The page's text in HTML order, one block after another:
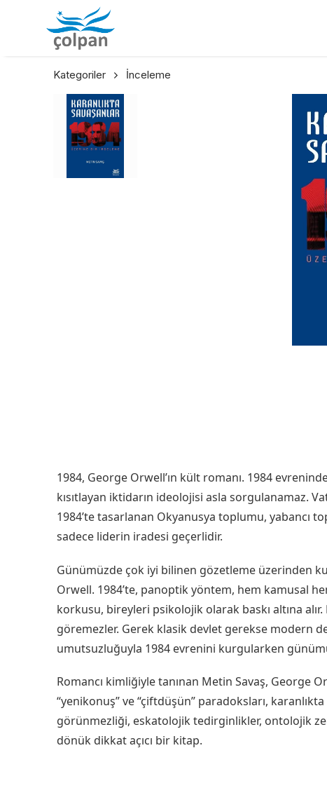
Kategoriler İnceleme
1984, George Orwell’ın kült romanı. 1984
kısıtlayan iktidarın ideolojisi asla sorgulanamaz.
1984’te tasarlanan Okyanusya toplumu, yabancı
sadece liderin iradesi geçerlidir.
Günümüzde çok iyi bilinen gözetleme üzerinden
Orwell. 1984’te, panoptik yöntem, hem kamusal
korkusu, bireyleri psikolojik olarak baskı altına
göremezler. Gerek klasik devlet gerekse modern
umutsuzluğuyla 1984 evrenini kurgularken
Romancı kimliğiyle tanınan Metin Savaş, George
“yenikonuş” ve “çiftdüşün” paradoksları,
görünmezliği, eskatolojik tedirginlikler, ontolojik
dönük dikkat açıcı bir kitap.